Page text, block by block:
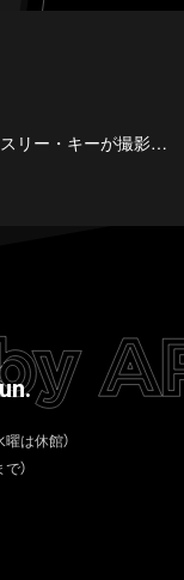
」写真展が東京にて初展示中！
曜は休館）
）